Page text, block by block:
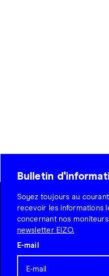
Bulletin
Soyez toujours au
recevoir les informations
concernant nos moniteurs.
newsletter EIZO.
E-mail